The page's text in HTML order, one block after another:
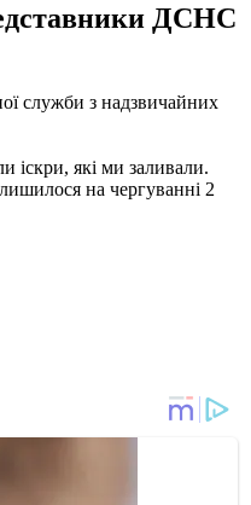
ДСНС
служби з надзвичайних
іскри, які ми заливали.
на чергуванні 2